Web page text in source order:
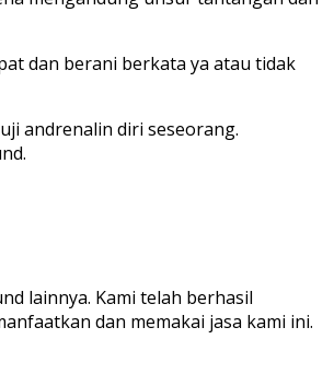
dan berani berkata ya atau tidak
andrenalin diri seseorang.
lainnya. Kami telah berhasil
dan memakai jasa kami ini.